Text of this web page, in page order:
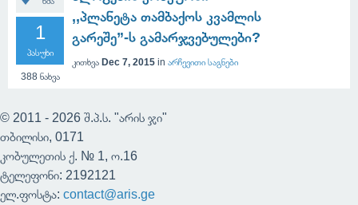
1
პასუხი
388 ნახვა
,,პლანეტა თამბაქოს კვამლის
გარეშე”-ს გამარჯვებულები?
კითხვა Dec 7, 2015 in არჩევითი საგნები
© 2011 - 2026 შ.პ.ს. "არის ჯი"
თბილისი, 0171
კობულეთის ქ. № 1, ო.16
ტელეფონი: 2192121
ელ.ფოსტა: contact@aris.ge